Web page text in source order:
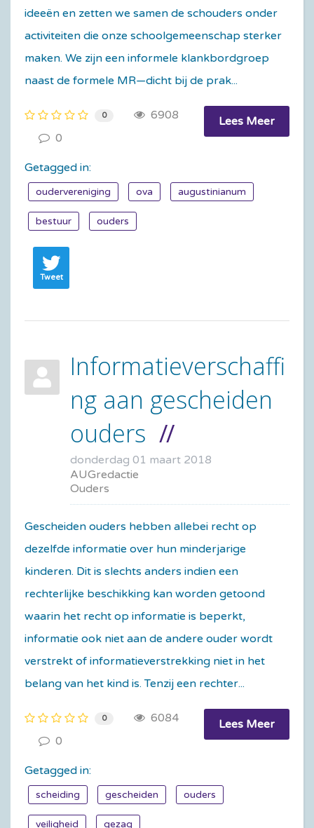
ideeën en zetten we samen de schouders onder
activiteiten die onze schoolgemeenschap sterker
maken. We zijn een informele klankbordgroep
naast de formele MR—dicht bij de prak...
Lees Meer
0
6908
0
Getagged in:
oudervereniging ova augustinianum
bestuur ouders
Tweet
Informatieverschaffi
ng aan gescheiden
ouders
donderdag 01 maart 2018
AUGredactie
Ouders
Gescheiden ouders hebben allebei recht op
dezelfde informatie over hun minderjarige
kinderen. Dit is slechts anders indien een
rechterlijke beschikking kan worden getoond
waarin het recht op informatie is beperkt,
informatie ook niet aan de andere ouder wordt
verstrekt of informatieverstrekking niet in het
belang van het kind is. Tenzij een rechter...
Lees Meer
0
6084
0
Getagged in:
scheiding gescheiden ouders
veiligheid gezag